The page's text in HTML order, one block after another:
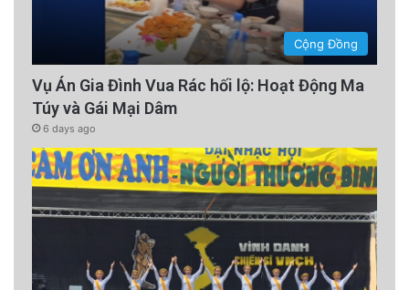
Cộng Đồng
Vụ Án Gia Đình Vua Rác hối lộ: Hoạt Động Ma
Túy và Gái Mại Dâm
6 days ago